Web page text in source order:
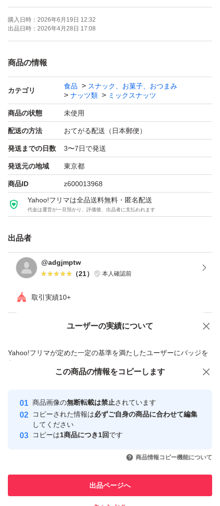
購入日時： 2026年6月19日 12:32
出品日時： 2026年4月28日 17:08
商品の情報
カテゴリ
食品
スナック、お菓子、おつまみ
ナッツ類
ミックスナッツ
商品の状態 未使用
配送の方法 おてがる配送（日本郵便）
発送までの日数 3〜7日で発送
発送元の地域 東京都
商品ID z600013968
Yahoo!フリマは全品送料無料・匿名配送
代金は運営が一旦預かり、評価後、出品者に支払われます
出品者
@adgjmptw
（21） 本人確認前
取引実績10+
ユーザーの実績について
Yahoo!フリマが定めた一定の基準を満たしたユーザーにバッジを
付与しています
安心取引出品者
心・安全なユーザーです
取引実績
引を完了させた実績があります
での取引実績があります
価格の相談 商品への質問
この商品の情報をコピーします
商品画像の無断転載は禁止されています
コピーされた情報は必ずご自身の商品に合わせて編集
してください
コピーは1商品につき1回です
商品情報コピー機能について
出品ページへ
この商品をみている人にオススメ